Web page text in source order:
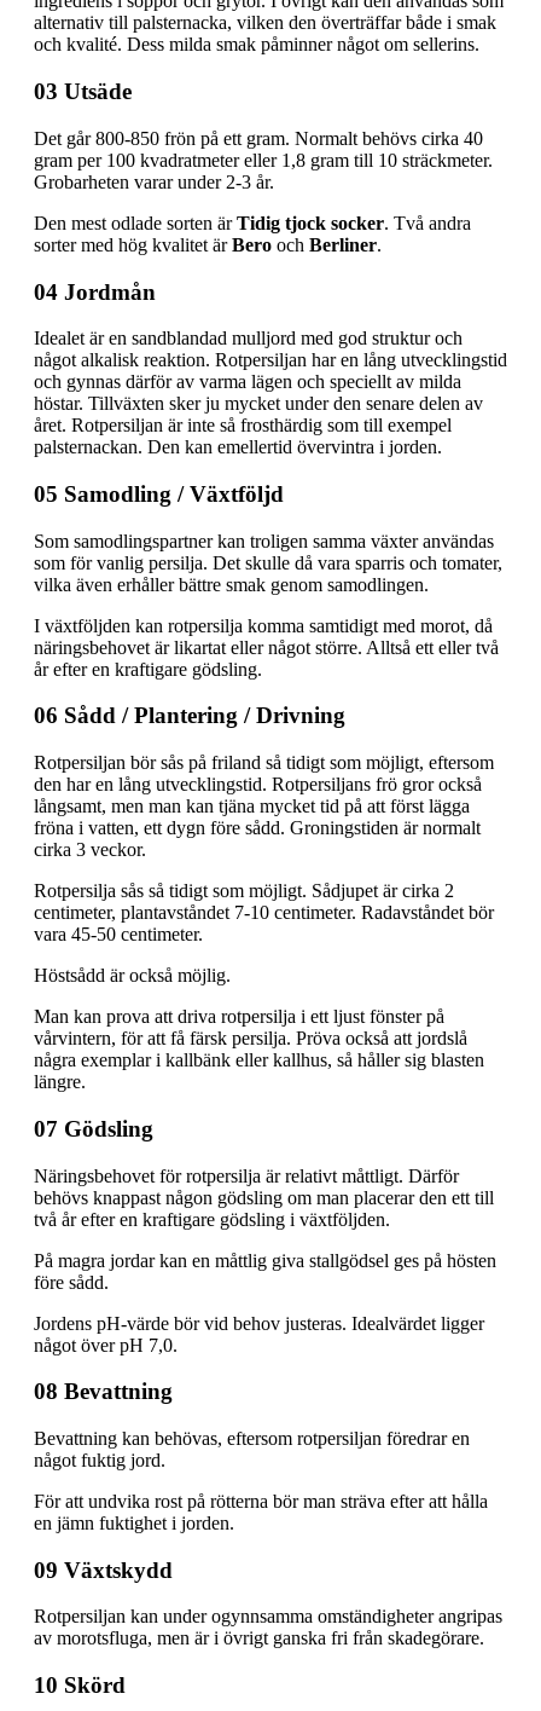
alternativ till palsternacka, vilken den överträffar både i smak
och kvalité. Dess milda smak påminner något om sellerins.
03 Utsäde
Det går 800-850 frön på ett gram. Normalt behövs cirka 40
gram per 100 kvadratmeter eller 1,8 gram till 10 sträckmeter.
Grobarheten varar under 2-3 år.
Den mest odlade sorten ärTidig tjock socker. Två andra
sorter med hög kvalitet ärBero och Berliner.
04 Jordmån
Idealet är en sandblandad mulljord med god struktur och
något alkalisk reaktion. Rotpersiljan har en lång utvecklingstid
och gynnas därför av varma lägen och speciellt av milda
höstar. Tillväxten sker ju mycket under den senare delen av
året. Rotpersiljan är inte så frosthärdig som till exempel
palsternackan. Den kan emellertid övervintra i jorden.
05 Samodling / Växtföljd
Som samodlingspartner kan troligen samma växter användas
som för vanlig persilja. Det skulle då vara sparris och tomater,
vilka även erhåller bättre smak genom samodlingen.
I växtföljden kan rotpersilja komma samtidigt med morot, då
näringsbehovet är likartat eller något större. Alltså ett eller två
år efter en kraftigare gödsling.
06 Sådd / Plantering / Drivning
Rotpersiljan bör sås på friland så tidigt som möjligt, eftersom
den har en lång utvecklingstid. Rotpersiljans frö gror också
långsamt, men man kan tjäna mycket tid på att först lägga
fröna i vatten, ett dygn före sådd. Groningstiden är normalt
cirka 3 veckor.
Rotpersilja sås så tidigt som möjligt. Sådjupet är cirka 2
centimeter, plantavståndet 7-10 centimeter. Radavståndet bör
vara 45-50 centimeter.
Höstsådd är också möjlig.
Man kan prova att driva rotpersilja i ett ljust fönster på
vårvintern, för att få färsk persilja. Pröva också att jordslå
några exemplar i kallbänk eller kallhus, så håller sig blasten
längre.
07 Gödsling
Näringsbehovet för rotpersilja är relativt måttligt. Därför
behövs knappast någon gödsling om man placerar den ett till
två år efter en kraftigare gödsling i växtföljden.
På magra jordar kan en måttlig giva stallgödsel ges på hösten
före sådd.
Jordens pH-värde bör vid behov justeras. Idealvärdet ligger
något över pH 7,0.
08 Bevattning
Bevattning kan behövas, eftersom rotpersiljan föredrar en
något fuktig jord.
För att undvika rost på rötterna bör man sträva efter att hålla
en jämn fuktighet i jorden.
09 Växtskydd
Rotpersiljan kan under ogynnsamma omständigheter angripas
av morotsfluga, men är i övrigt ganska fri från skadegörare.
10 Skörd